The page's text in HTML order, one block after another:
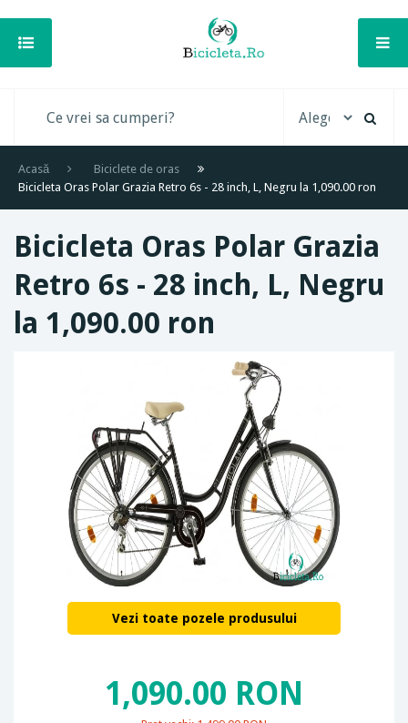
Acasă
Biciclete de oras
Bicicleta Oras Polar Grazia Retro 6s - 28 inch, L, Negru la 1,090.00 ron
Bicicleta Oras Polar Grazia
Retro 6s - 28 inch, L, Negru
la 1,090.00 ron
Vezi toate pozele produsului
1,090.00 RON